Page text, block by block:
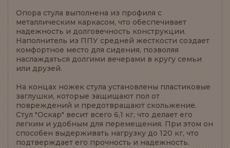
Опора стула выполнена из профиля с
металлическим каркасом, что обеспечивает
надежность и долговечность конструкции.
Наполнитель из ППУ средней жесткости создает
комфортное место для сидения, позволяя
наслаждаться долгими вечерами в кругу семьи
или друзей.
На концах ножек стула установлены пластиковые
заглушки, которые защищают пол от
повреждений и предотвращают скольжение.
Стул "Оскар" весит всего 6,1 кг, что делает его
легким и удобным для перемещения. При этом он
способен выдерживать нагрузку до 120 кг, что
подтверждает его прочность и надежность.